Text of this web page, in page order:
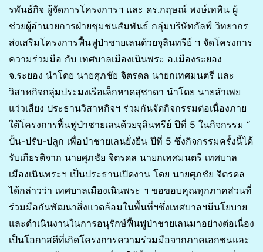
รพันธ์กิจ ผู้จัดการโครงการฯ และ ดร.กฤษณ์ พงษ์เทพิน ผู้
ช่วยผู้อำนวยการฝ่ายชุมชนสัมพันธ์ กลุ่มบริษัทกัลฟ์ วิทยากร
ส่งเสริมโครงการฟื้นฟูป่าชายเลนด้วยจุลินทรีย์ ฯ จัดโครงการ
ความร่วมมือ กับ เทศบาลเมืองเนินพระ อ.เมืองระยอง
จ.ระยอง นำโดย นายศุภชัย จิตรดล นายกเทศมนตรี และ
วิสาหกิจกลุ่มประมงเรือเล็กหาดสุชาดา นำโดย นายลำเพย
แว่วเสียง ประธานวิสาหกิจฯ ร่วมกันจัดกิจกรรมต่อเนื่องภาย
ใต้โครงการฟื้นฟูป่าชายเลนด้วยจุลินทรีย์ ปีที่ 5 ในกิจกรรม “
ปั้น-ปรับ-ปลูก เพื่อป่าชายเลนยั่งยืน ปีที่ 5 ซึ่งกิจกรรมครั้งนี้ได้
รับเกียรติจาก นายศุภชัย จิตรดล นายกเทศมนตรี เทศบาล
เมืองเนินพระฯ เป็นประธานเปิดงาน โดย นายศุภชัย จิตรดล
ได้กล่าวว่า เทศบาลเมืองเนินพระ ฯ ขอขอบคุณทุกภาคส่วนที่
ร่วมมือกันพัฒนาสิ่งแวดล้อมในพื้นที่ฯซึ่งเทศบาลฯมีนโยบาย
และดำเนินงานในการอนุรักษ์ฟื้นฟูป่าชายเลนมาอย่างต่อเนื่อง
เป็นโอกาสดีที่เกิดโครงการความร่วมมือจากภาคเอกชนและ